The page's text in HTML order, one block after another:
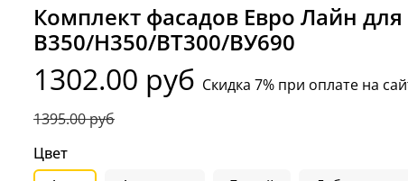
Комплект фасадов Евро Лайн
В350/Н350/ВТ300/ВУ690
1302.00 руб Скидка 7% при оплате на
1395.00 руб
Цвет